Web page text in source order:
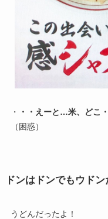
・
・・えーと…米、どこ
（困惑）
ドンはドンでもウド
うどんだったよ！